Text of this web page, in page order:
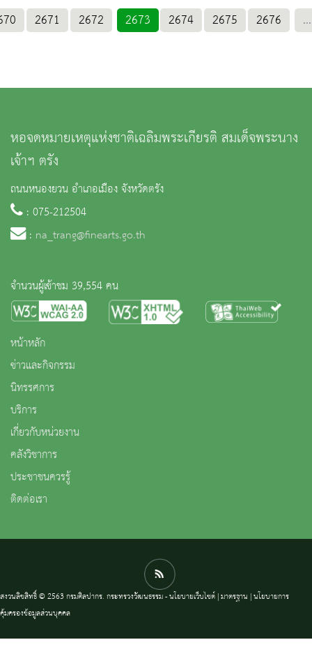
2671 2672 2673 2674 2675 2676 ...
หอจดหมายเหตุแห่งชาติเฉลิมพระเกียรติ สมเด็จพระนาง
เจ้าฯ ตรัง
ถนนหนองยวน อำเภอเมือง จังหวัดตรัง
: 075-212504
: na_trang@finearts.go.th
จำนวนผู้เข้าชม 39,554 คน
หน้าหลัก
ข่าวและกิจกรรม
นิทรรศการ
บริการ
เกี่ยวกับหน่วยงาน
คลังวิชาการ
ประชาชนควรรู้
ติดต่อเรา
สงวนลิขสิทธิ์ © 2563 กรมศิลปากร. กระทรวงวัฒนธรรม -นโยบายเว็บไซต์|มาตรฐาน |นโยบายการ
คุ้มครองข้อมูลส่วนบุคคล